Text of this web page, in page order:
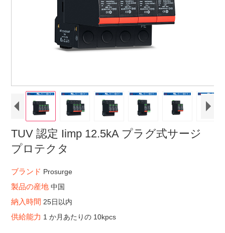
TUV 認定 Iimp 12.5kA プラグ式サージ
プロテクタ
ブランド Prosurge
製品の産地中国
納入時間 25日以内
供給能力 1 か月あたりの 10kpcs